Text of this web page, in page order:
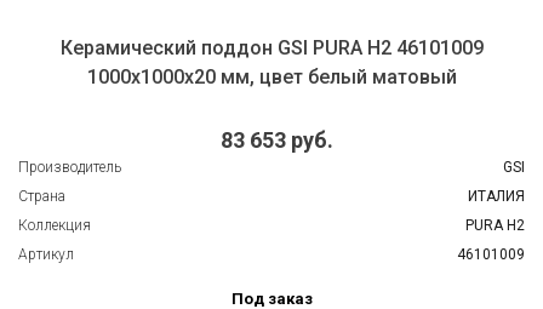
Керамический поддон GSI PURA H2 46101009
1000х1000х20 мм, цвет белый матовый
83 653 руб.
Производитель
GSI
Страна
ИТАЛИЯ
Коллекция
PURA H2
Артикул
46101009
Под заказ